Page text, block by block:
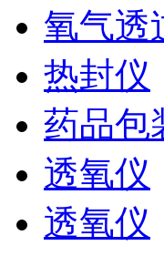
氧气透
热封仪
药品包
透氧仪
透氧仪